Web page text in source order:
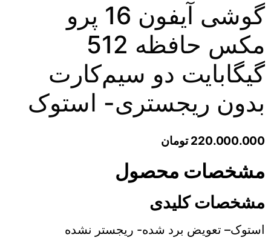
گوشی آیفون 16 پرو
مکس حافظه 512
گیگابایت دو سیم‌کارت
بدون ریجستری- استوک
220.000.000 تومان
مشخصات محصول
مشخصات کلیدی
استوک– تعویض برد شده- ریجستر نشده